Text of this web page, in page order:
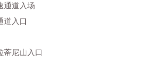
通道入场
道入口
蒂尼山入口